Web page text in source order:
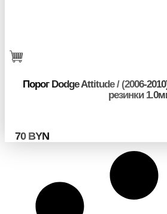
Порог Dodge Attitude / (2006-
резинки
70 BYN